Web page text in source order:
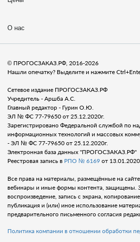
О нас
© ПРОГОСЗАКАЗ.РФ, 2016-2026
Нашли опечатку? Выделите и нажмите
Сетевое издание ПРОГОСЗАКАЗ.РФ
Учредитель - Аршба А.С.
Главный редактор - Гурин О.Ю.
ЭЛ № ФС 77-79650 от 25.12.2020г.
Зарегистрировано Федеральной службой по
информационных технологий и массовых
- ЭЛ № ФС 77-79650 от 25.12.2020г.
Электронная база данных "ПРОГОСЗАКАЗ.РФ"
Реестровая запись в РПО № 6169 от 13.01.2020
Все права на материалы, размещённые на
вебинары и иные формы контента, защищены.
воспроизведение, запись с экрана,
публикация и (или) иное использование
предварительного письменного согласия
Политика компании в отношении обработки